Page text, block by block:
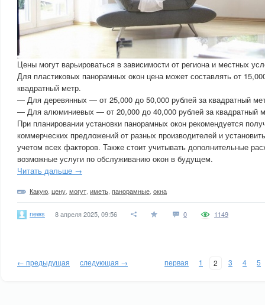
Цены могут варьироваться в зависимости от региона и местных
Для пластиковых панорамных окон цена может составлять от
квадратный метр.
— Для деревянных — от 25,000 до 50,000 рублей за квадратный
— Для алюминиевых — от 20,000 до 40,000 рублей за квадратный
При планировании установки панорамных окон рекомендуется
коммерческих предложений от разных производителей и
учетом всех факторов. Также стоит учитывать дополнительные
возможные услуги по обслуживанию окон в будущем.
Читать дальше →
Какую цену могут иметь панорамные окна
news 8 апреля 2025, 09:56 0 1149
← предыдущая следующая → первая 1 2 3 4 5